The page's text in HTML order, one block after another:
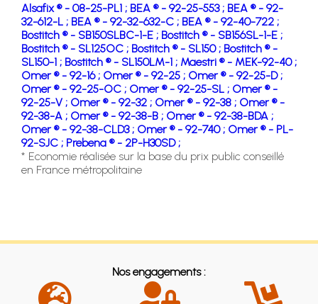
Alsafix ® - 08-25-PL1 ; BEA ® - 92-25-553 ; BEA ® - 92-
32-612-L ; BEA ® - 92-32-632-C ; BEA ® - 92-40-722 ;
Bostitch ® - SB150SLBC-1-E ; Bostitch ® - SB156SL-1-E ;
Bostitch ® - SL125OC ; Bostitch ® - SL150 ; Bostitch ® -
SL150-1 ; Bostitch ® - SL150LM-1 ; Maestri ® - MEK-92-40 ;
Omer ® - 92-16 ; Omer ® - 92-25 ; Omer ® - 92-25-D ;
Omer ® - 92-25-OC ; Omer ® - 92-25-SL ; Omer ® -
92-25-V ; Omer ® - 92-32 ; Omer ® - 92-38 ; Omer ® -
92-38-A ; Omer ® - 92-38-B ; Omer ® - 92-38-BDA ;
Omer ® - 92-38-CLD3 ; Omer ® - 92-740 ; Omer ® - PL-
92-SJC ; Prebena ® - 2P-H30SD ;
* Economie réalisée sur la base du prix public conseillé
en France métropolitaine
Nos engagements :